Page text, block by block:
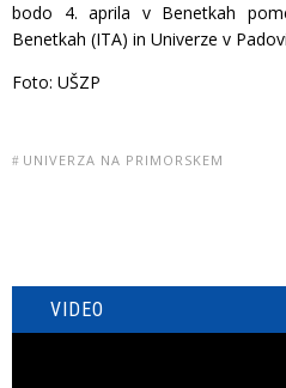
bodo 4. aprila v Benetkah
Benetkah (ITA) in Univerze v
Foto: UŠZP
UNIVERZA NA PRIMORSKEM
VIDEO